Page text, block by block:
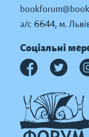
а/с 6644, м.
Соціальні